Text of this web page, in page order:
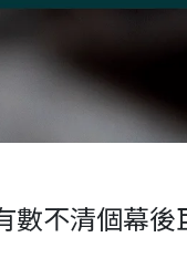
不清個幕